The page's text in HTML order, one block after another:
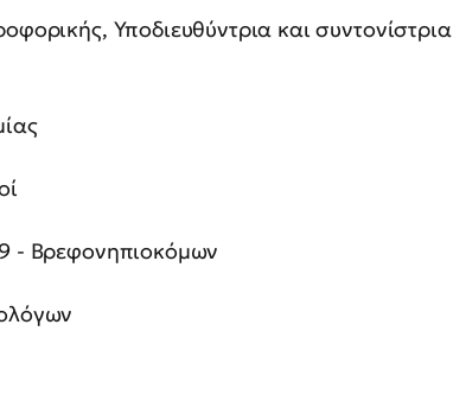
Υποδιευθύντρια και συντονίστρια
Βρεφονηπιοκόμων